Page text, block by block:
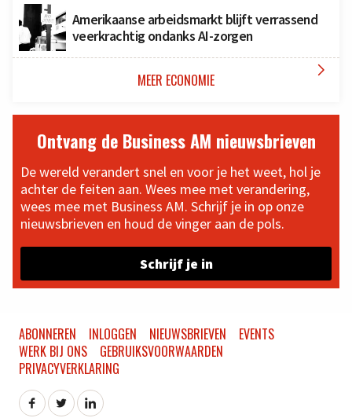
Amerikaanse arbeidsmarkt blijft verrassend
veerkrachtig ondanks AI-zorgen
MEER ECONOMIE 
Ontvang de Business AM nieuwsbrieven
De wereld verandert snel en voor je het weet, hol je
achter de feiten aan. Wees mee met verandering,
wees mee met Business AM. Schrijf je in op onze
nieuwsbrieven en houd de vinger aan de pols.
Schrijf je in
ABONNEREN INLOGGEN NIEUWSBRIEVEN
EVENTS
WERK BIJ ONS
GEBRUIKSVOORWAARDEN
PRIVACYVERKLARING